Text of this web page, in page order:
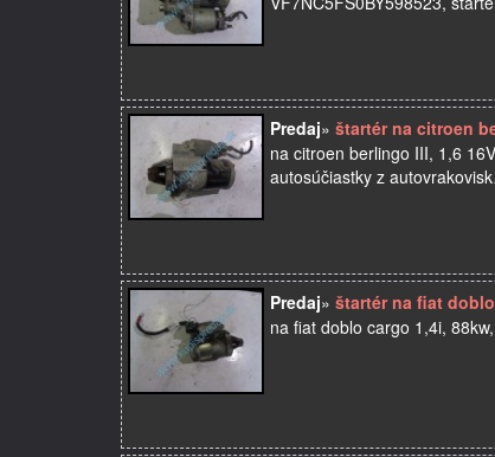
Predaj» štartér na citroen
na citroen berlingo III, 1,6
autosúčiastky z
Predaj» štartér na fiat
na fiat doblo cargo 1,4i,